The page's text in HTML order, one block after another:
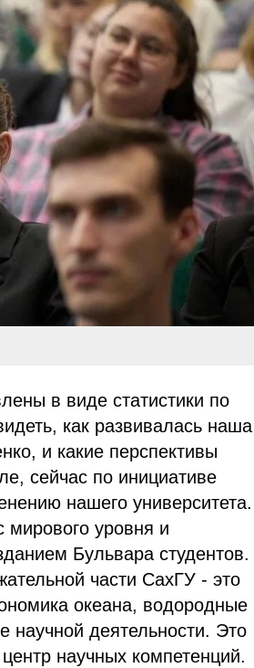
в виде статистики по
как развивалась наша
и какие перспективы
сейчас по инициативе
нашего университета.
уровня и
Бульвара студентов.
части СахГУ - это
океана, водородные
научной деятельности. Это
научных компетенций.